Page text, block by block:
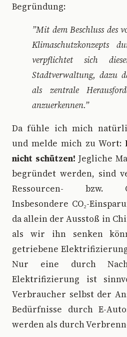
Begründung:
”Mit dem Beschluss des
Klimaschutzkonzepts
verpflichtet sich
Stadtverwaltung, dazu
als zentrale
anzuerkennen.”
Da fühle ich mich
und melde mich zu Wort:
nicht schützen! Jegliche
begründet werden, sind
Ressourcen- bzw.
Insbesondere CO₂-
da allein der Ausstoß in
als wir ihn senken
getriebene
Nur eine durch
Elektrifizierung ist
Verbraucher selbst der
Bedürfnisse durch E-
werden als durch